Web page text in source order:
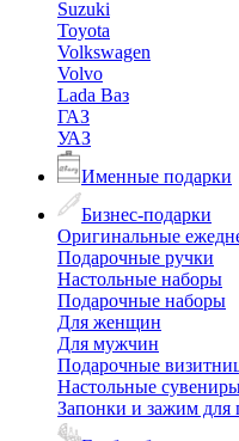
Suzuki
Toyota
Volkswagen
Volvo
Lada Ваз
ГАЗ
УАЗ
Именные подарки
Бизнес-подарки
Оригинальные
Подарочные ручки
Настольные наборы
Подарочные наборы
Для женщин
Для мужчин
Подарочные
Настольные
Запонки и зажим для